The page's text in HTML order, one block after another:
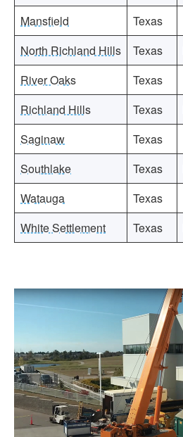
Mansfield
Texas
North Richland Hills
Texas
River Oaks
Texas
Richland Hills
Texas
Saginaw
Texas
Southlake
Texas
Watauga
Texas
White Settlement
Texas